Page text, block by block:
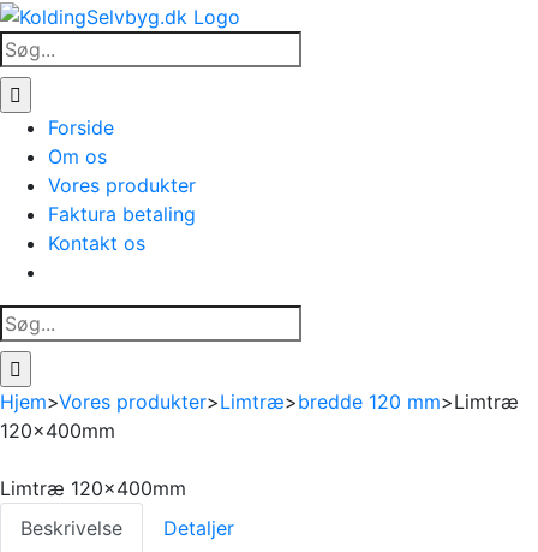
Skip
to
content
Søg
efter:
Forside
Om os
Vores produkter
Faktura betaling
Kontakt os
Søg
efter:
Hjem>Vores produkter>Limtræ>bredde 120 mm>Limtræ
120x400mm
Limtræ 120x400mm
Beskrivelse
Detaljer